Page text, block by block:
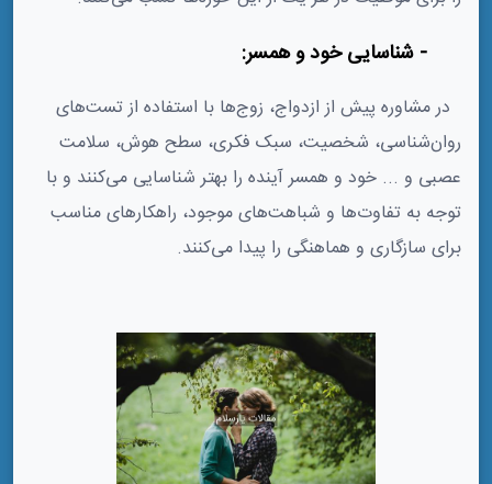
در مشاوره پیش از ازدواج، زوج‌ها با استفاده از تست‌های
روان‌شناسی، شخصیت، سبک فکری، سطح هوش، سلامت
عصبی و ... خود و همسر آینده را بهتر شناسایی می‌کنند و با
توجه به تفاوت‌ها و شباهت‌های موجود، راهکارهای مناسب
برای سازگاری و هماهنگی را پیدا می‌کنند.